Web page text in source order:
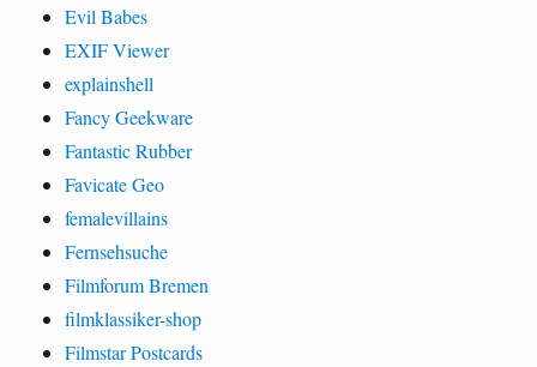
Evil Babes
EXIF Viewer
explainshell
Fancy Geekware
Fantastic Rubber
Favicate Geo
femalevillains
Fernsehsuche
Filmforum Bremen
filmklassiker-shop
Filmstar Postcards